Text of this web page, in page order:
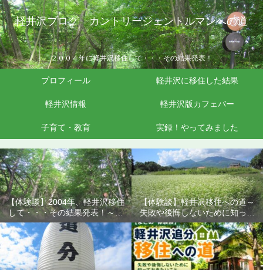
軽井沢ブログ カントリージェントルマンへの道
２００４年に軽井沢移住して・・・その結果発表！
プロフィール 軽井沢に移住した結果
軽井沢情報 軽井沢版カフェバー
子育て・教育 実録！やってみました
【体験談】2004年、軽井沢移住
して・・・その結果発表！～失
敗や後悔しないために知ってお
きたいこと
【体験談】軽井沢移住への道～
失敗や後悔しないために知って
おきたいこと